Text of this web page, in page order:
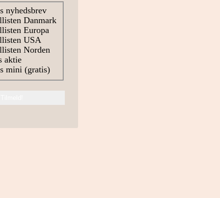
nyhedsbrev
Danmark
Europa
USA
Norden
aktie
mini (gratis)